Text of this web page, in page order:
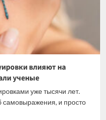
влияют на
ученые
уже тысячи лет.
самовыражения, и просто